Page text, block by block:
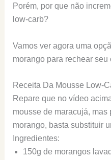
Porém, por que não
low-carb?
Vamos ver agora uma
morango para rechear seu
Receita Da Mousse Low-
Repare que no vídeo
mousse de maracujá, mas
morango, basta substituir
Ingredientes:
150g de morangos